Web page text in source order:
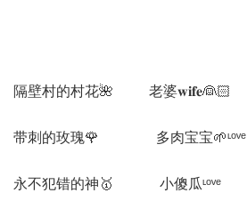
隔壁村的村花🌺 老婆𝐰𝐢𝐟𝐞👰🏻
带刺的玫瑰🌹 多肉宝宝🌱ᶫᵒᵛᵉ
永不犯错的神🥇 小傻瓜ᶫᵒᵛᵉ